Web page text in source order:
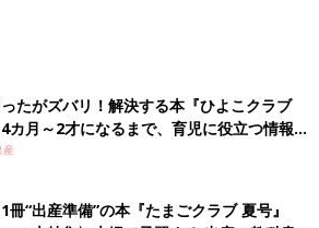
、マークを持たないプレイヤードは「ベ
について安全性が確認できていないも
メッシュ、フレームもスチールなど華奢
製のベビーベッドよりも安定性は低くな
動くと揺れることもあり、プレイヤード
てしまう可能性も考えられます。赤ちゃ
ということではありませんが、大人が目
たがズバリ！解決する本『ひよこクラブ
月～2才になるまで、育児に役立つ情報が
産
冊“出産準備”の本『たまごクラブ 夏号』